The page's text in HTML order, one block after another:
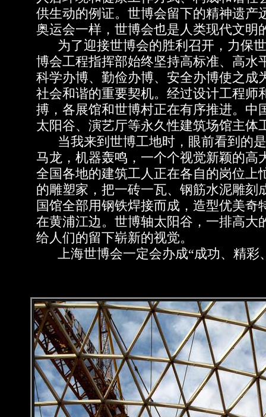
供生动的例证。世博会留下的精神遗产
奥运会一样，世博会也是人类现代文明
为了迎接世博会的胜利召开，力保
博会工程指挥部始终坚持高标准、高水
科学办博、勤俭办博、安全办博使之成
社会和谐的重要契机。经过设计工程师
搏，各展馆和世博村正在有序推进。中
太阳谷、演艺厅等永久性建筑场馆主体
当我来到世博工地时，眼前看到的
马龙，机器轰鸣，一个个视觉新颖的高
全国各地的建筑工人正在各自的岗位上
的雕塑家，把一砖一瓦、钢筋水泥雕刻
国馆全部用钢铁焊接而成，造型优美奇
在黄浦江边。世博轴太阳谷，一排高大
给人们的留下崭新的视觉。
上海世博会一定会办成“成功、精彩